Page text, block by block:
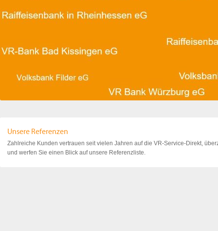
Unsere Referenzen
Zahlreiche Kunden vertrauen seit vielen Jahren auf die VR-Service-Direkt,
und werfen Sie einen Blick auf unsere Referenzliste.